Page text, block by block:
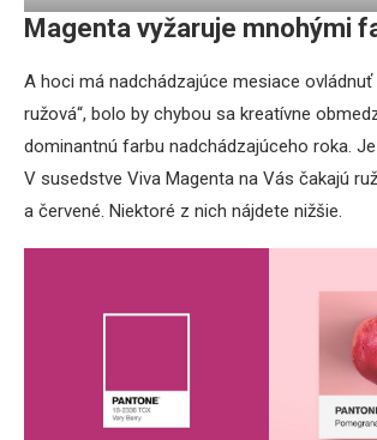
Magenta vyžaruje mnohými
A hoci má nadchádzajúce mesiace ovládnuť
ružová“, bolo by chybou sa kreatívne
dominantnú farbu nadchádzajúceho roka.
V susedstve Viva Magenta na Vás čakajú
a červené. Niektoré z nich nájdete nižšie.